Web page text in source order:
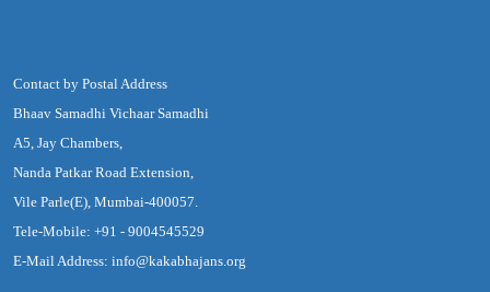
Contact by Postal Address
Bhaav Samadhi Vichaar Samadhi
A5, Jay Chambers,
Nanda Patkar Road Extension,
Vile Parle(E), Mumbai-400057.
Tele-Mobile: +91 - 9004545529
E-Mail Address: info@kakabhajans.org